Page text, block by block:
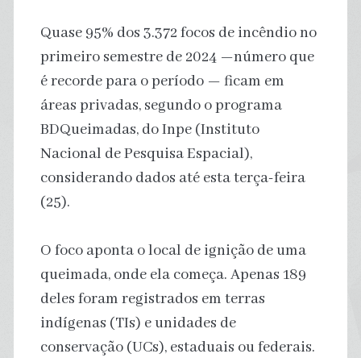
Quase 95% dos 3.372 focos de incêndio no
primeiro semestre de 2024 —número que
é recorde para o período — ficam em
áreas privadas, segundo o programa
BDQueimadas, do Inpe (Instituto
Nacional de Pesquisa Espacial),
considerando dados até esta terça-feira
(25).
O foco aponta o local de ignição de uma
queimada, onde ela começa. Apenas 189
deles foram registrados em terras
indígenas (TIs) e unidades de
conservação (UCs), estaduais ou federais.